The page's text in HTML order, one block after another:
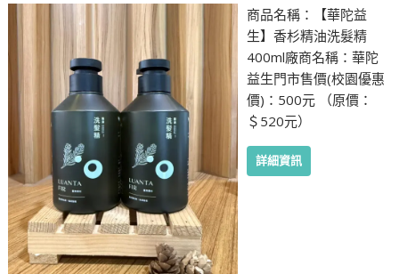
商品名稱：【華陀益
生】香杉精油洗髮精
400ml廠商名稱：華陀
益生門市售價(校園優惠
價)：500元 （原價：
＄520元）
詳細資訊